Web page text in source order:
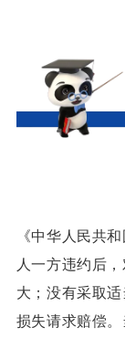
《中华人民共
人一方违约后
大； 没有采取
损失请求赔偿。